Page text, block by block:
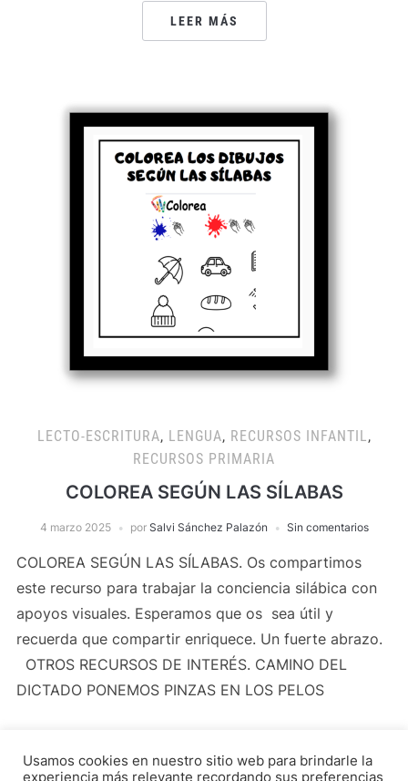
LEER MÁS
LECTO-ESCRITURA, LENGUA, RECURSOS INFANTIL,
RECURSOS PRIMARIA
COLOREA SEGÚN LAS SÍLABAS
4 marzo 2025 por Salvi Sánchez Palazón Sin comentarios
COLOREA SEGÚN LAS SÍLABAS. Os compartimos
este recurso para trabajar la conciencia silábica con
apoyos visuales. Esperamos que os sea útil y
recuerda que compartir enriquece. Un fuerte abrazo.
OTROS RECURSOS DE INTERÉS. CAMINO DEL
DICTADO PONEMOS PINZAS EN LOS PELOS
LEER MÁS
Usamos cookies en nuestro sitio web para brindarle la
experiencia más relevante recordando sus preferencias